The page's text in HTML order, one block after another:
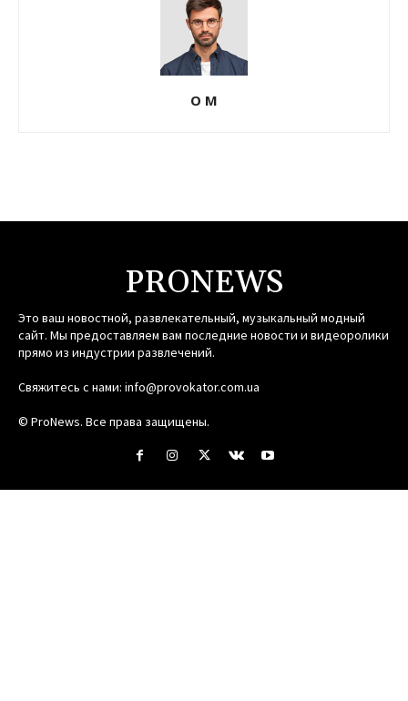
О М
PRONEWS
Это ваш новостной, развлекательный, музыкальный модный
сайт. Мы предоставляем вам последние новости и видеоролики
прямо из индустрии развлечений.
Свяжитесь с нами: info@provokator.com.ua
© ProNews. Все права защищены.